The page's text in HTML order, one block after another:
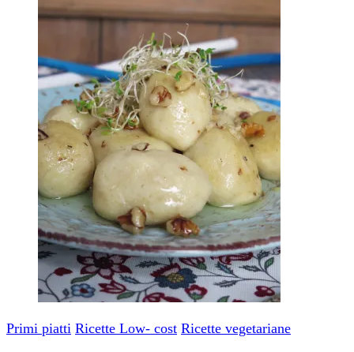
Primi piatti Ricette Low- cost Ricette vegetariane